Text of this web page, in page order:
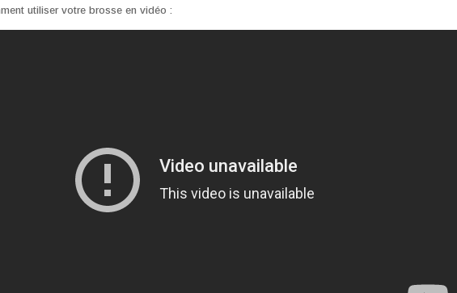
utiliser votre brosse en vidéo :